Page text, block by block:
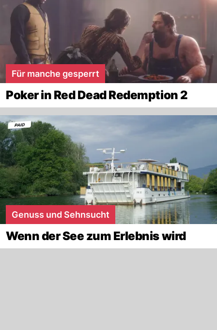
Für manche gesperrt
Poker in Red Dead Redemption 2
Genuss und Sehnsucht
Wenn der See zum Erlebnis wird